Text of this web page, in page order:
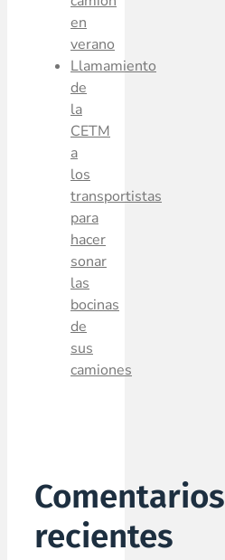
en
verano
Llamamiento
de
la
CETM
a
los
transportistas
para
hacer
sonar
las
bocinas
de
sus
camiones
Comentarios
recientes